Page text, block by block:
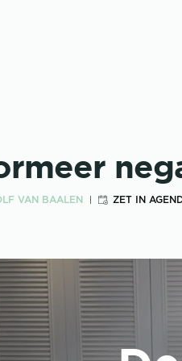
VAN BAALEN ZET IN